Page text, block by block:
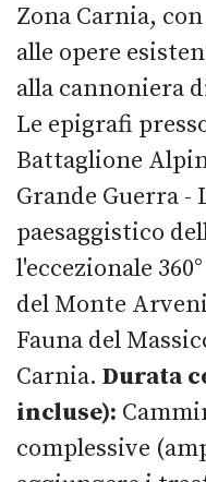
Zona Carnia,
alle opere
alla cannoniera
Le epigrafi
Battaglione
Grande Guerra -
paesaggistico
l'eccezionale
del Monte
Fauna del
Carnia. Durata
incluse):
complessive